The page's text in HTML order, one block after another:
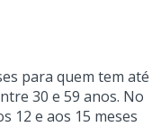
para quem tem até
30 e 59 anos. No
12 e aos 15 meses